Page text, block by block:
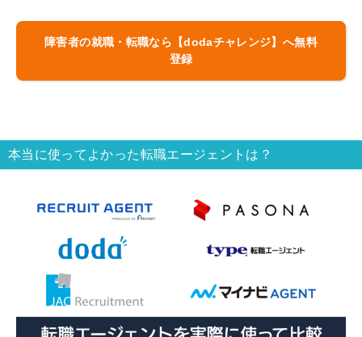
障害者の就職・転職なら【dodaチャレンジ】へ無料
登録
本当に使ってよかった転職エージェントは？